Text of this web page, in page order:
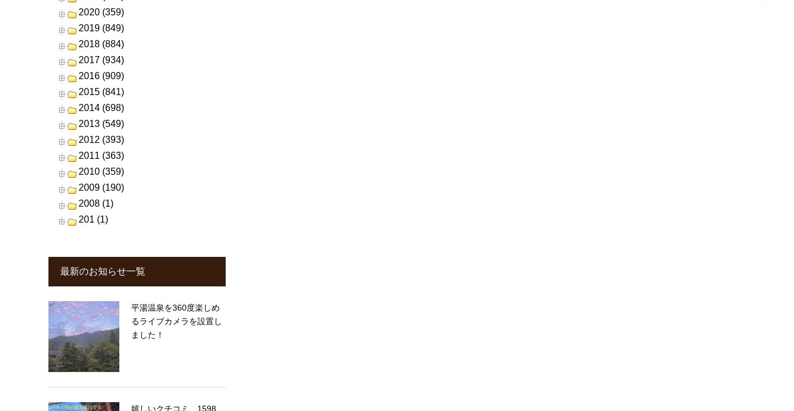
2020 (359)
2019 (849)
2018 (884)
2017 (934)
2016 (909)
2015 (841)
2014 (698)
2013 (549)
2012 (393)
2011 (363)
2010 (359)
2009 (190)
2008 (1)
201 (1)
最新のお知らせ一覧
平湯温泉を360度楽しめ
るライブカメラを設置し
ました！
嬉しいクチコミ 1598